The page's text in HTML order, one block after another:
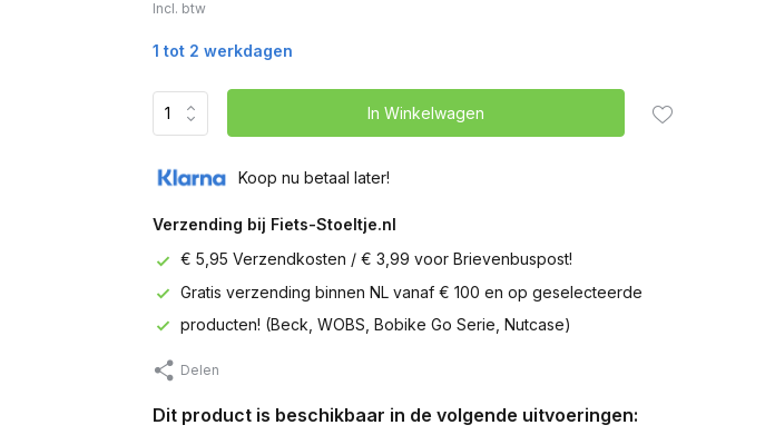
Incl. btw
1 tot 2 werkdagen
In Winkelwagen
Koop nu betaal later!
Verzending bij Fiets-Stoeltje.nl
€ 5,95 Verzendkosten / € 3,99 voor Brievenbuspost!
Gratis verzending binnen NL vanaf € 100 en op geselecteerde
producten! (Beck, WOBS, Bobike Go Serie, Nutcase)
Delen
Dit product is beschikbaar in de volgende uitvoeringen: